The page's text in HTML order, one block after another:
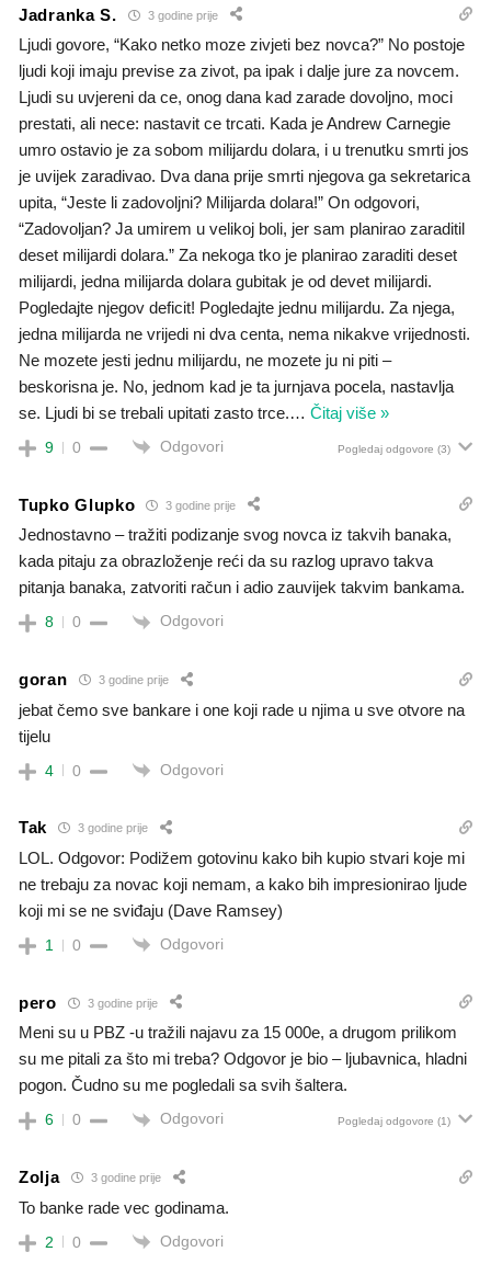
Jadranka S. 3 godine prije
Ljudi govore, “Kako netko moze zivjeti bez novca?” No postoje
ljudi koji imaju previse za zivot, pa ipak i dalje jure za novcem.
Ljudi su uvjereni da ce, onog dana kad zarade dovoljno, moci
prestati, ali nece: nastavit ce trcati. Kada je Andrew Carnegie
umro ostavio je za sobom milijardu dolara, i u trenutku smrti jos
je uvijek zaradivao. Dva dana prije smrti njegova ga sekretarica
upita, “Jeste li zadovoljni? Milijarda dolara!” On odgovori,
“Zadovoljan? Ja umirem u velikoj boli, jer sam planirao zaraditil
deset milijardi dolara.” Za nekoga tko je planirao zaraditi deset
milijardi, jedna milijarda dolara gubitak je od devet milijardi.
Pogledajte njegov deficit! Pogledajte jednu milijardu. Za njega,
jedna milijarda ne vrijedi ni dva centa, nema nikakve vrijednosti.
Ne mozete jesti jednu milijardu, ne mozete ju ni piti –
beskorisna je. No, jednom kad je ta jurnjava pocela, nastavlja
se. Ljudi bi se trebali upitati zasto trce.… Čitaj više »
9 0 Odgovori Pogledaj odgovore (3)
Tupko Glupko 3 godine prije
Jednostavno – tražiti podizanje svog novca iz takvih banaka,
kada pitaju za obrazloženje reći da su razlog upravo takva
pitanja banaka, zatvoriti račun i adio zauvijek takvim bankama.
8 0 Odgovori
goran 3 godine prije
jebat čemo sve bankare i one koji rade u njima u sve otvore na
tijelu
4 0 Odgovori
Tak 3 godine prije
LOL. Odgovor: Podižem gotovinu kako bih kupio stvari koje mi
ne trebaju za novac koji nemam, a kako bih impresionirao ljude
koji mi se ne sviđaju (Dave Ramsey)
1 0 Odgovori
pero 3 godine prije
Meni su u PBZ -u tražili najavu za 15 000e, a drugom prilikom
su me pitali za što mi treba? Odgovor je bio – ljubavnica, hladni
pogon. Čudno su me pogledali sa svih šaltera.
6 0 Odgovori Pogledaj odgovore (1)
Zolja 3 godine prije
To banke rade vec godinama.
2 0 Odgovori